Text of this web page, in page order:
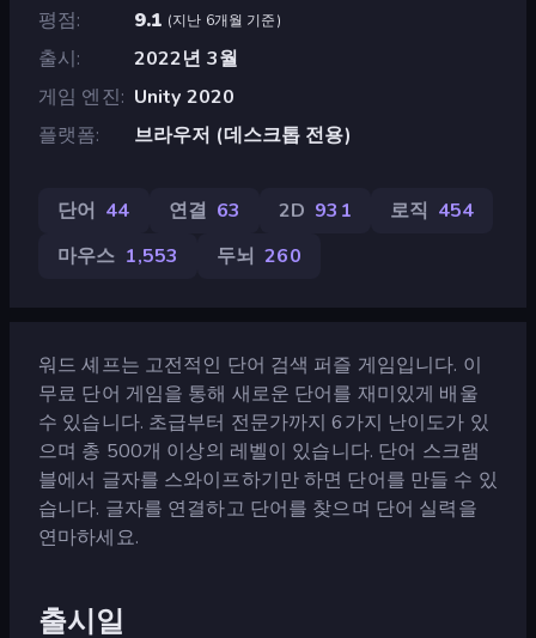
평점
9.1 (지난 6개월 기준)
출시
2022년 3월
게임 엔진
Unity 2020
플랫폼
브라우저 (데스크톱 전용)
단어 44 연결 63 2D 931 로직 454
마우스 1,553 두뇌 260
워드 셰프는 고전적인 단어 검색 퍼즐 게임입니다. 이
무료 단어 게임을 통해 새로운 단어를 재미있게 배울
수 있습니다. 초급부터 전문가까지 6가지 난이도가 있
으며 총 500개 이상의 레벨이 있습니다. 단어 스크램
블에서 글자를 스와이프하기만 하면 단어를 만들 수 있
습니다. 글자를 연결하고 단어를 찾으며 단어 실력을
연마하세요.
출시일